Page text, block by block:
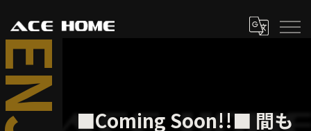
■Coming Soon!!■ 間も